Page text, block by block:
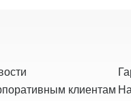
клиентам